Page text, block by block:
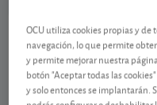
Ferrovial
NL0015001FS8
06/08/2026 Madrid
OCU utiliza cookies propias y
navegación, lo que permite
y permite mejorar nuestra
botón "Aceptar todas las
y solo entonces se implantarán.